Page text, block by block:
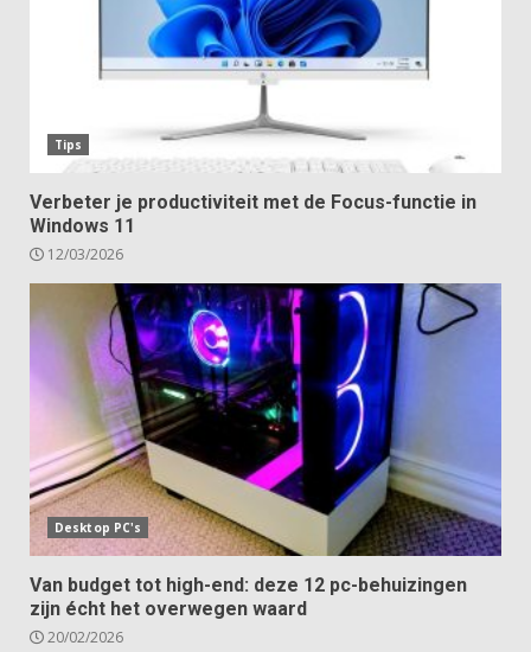
Tips
Verbeter je productiviteit met de Focus-functie in
Windows 11
12/03/2026
Desktop PC's
Van budget tot high-end: deze 12 pc-behuizingen
zijn écht het overwegen waard
20/02/2026